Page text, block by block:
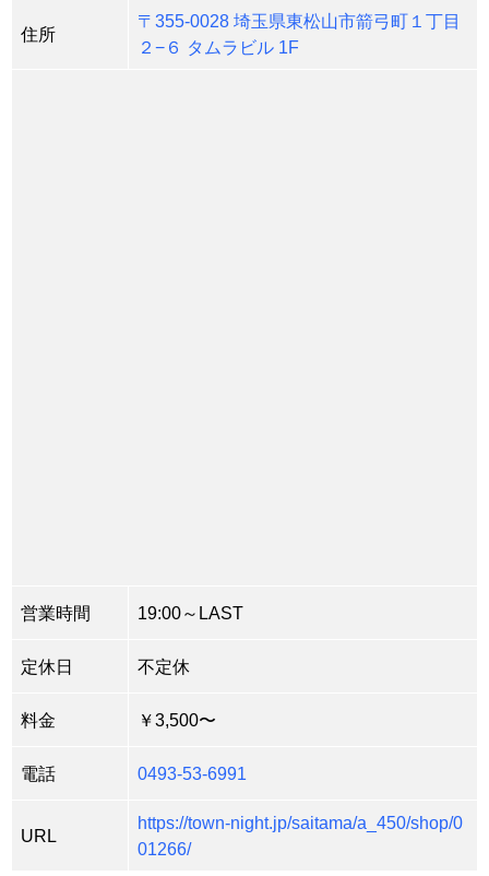
住所
〒355-0028 埼玉県東松山市箭弓町１丁目
２−６ タムラビル 1F
営業時間 19:00～LAST
定休日 不定休
料金 ￥3,500〜
電話 0493-53-6991
URL
https://town-night.jp/saitama/a_450/shop/0
01266/